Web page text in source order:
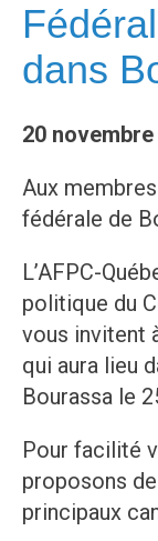
dans
20 novembre
Aux
fédérale de
L’AFPC-
politique du
vous invitent
qui aura lieu
Bourassa le
Pour facilité
proposons
principaux